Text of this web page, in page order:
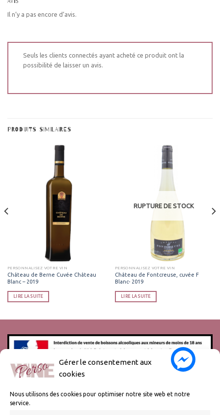
Gérer le consentement aux
cookies
Nous utilisons des cookies pour optimiser notre site web et notre
service.
Il n’y a pas encore d’avis.
Seuls les clients connectés ayant acheté ce produit ont la
possibilité de laisser un avis.
PRODUITS SIMILAIRES
PERSONNALISEZ VOTRE VIN
Château de Berne Cuvée Château
Blanc – 2019
LIRE LA SUITE
RUPTURE DE STOCK
PERSONNALISEZ VOTRE VIN
Château de Fontcreuse, cuvée F
Blanc- 2019
LIRE LA SUITE
L’abus d’alcool est dangereux pour la santé, à consommer avec